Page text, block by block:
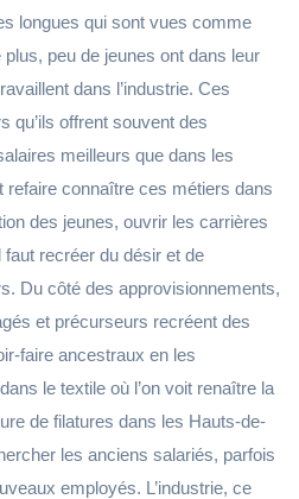
longues qui sont vues comme
peu de jeunes ont dans leur
dans l’industrie. Ces
qu’ils offrent souvent des
meilleurs que dans les
connaître ces métiers dans
des jeunes, ouvrir les carrières
recréer du désir et de
Du côté des approvisionnements,
et précurseurs recréent des
faire ancestraux en les
le textile où l’on voit renaître la
de filatures dans les Hauts-de-
les anciens salariés, parfois
employés. L’industrie, ce